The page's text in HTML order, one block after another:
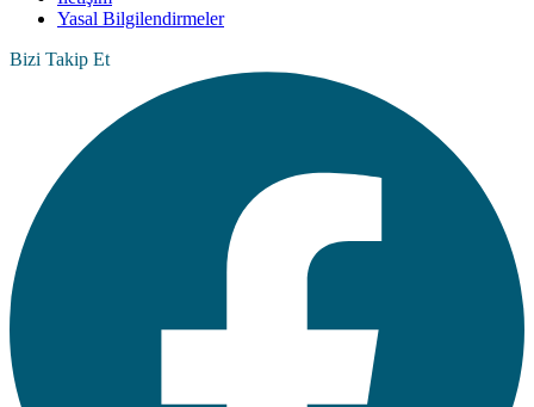
Yasal Bilgilendirmeler
Bizi Takip Et